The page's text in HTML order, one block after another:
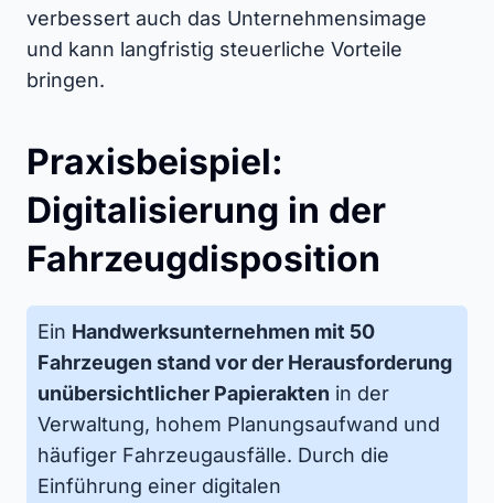
verbessert auch das Unternehmensimage
und kann langfristig steuerliche Vorteile
bringen.
Praxisbeispiel:
Digitalisierung in der
Fahrzeugdisposition
Ein Handwerksunternehmen mit 50
Fahrzeugen stand vor der Herausforderung
unübersichtlicher Papierakten in der
Verwaltung, hohem Planungsaufwand und
häufiger Fahrzeugausfälle. Durch die
Einführung einer digitalen